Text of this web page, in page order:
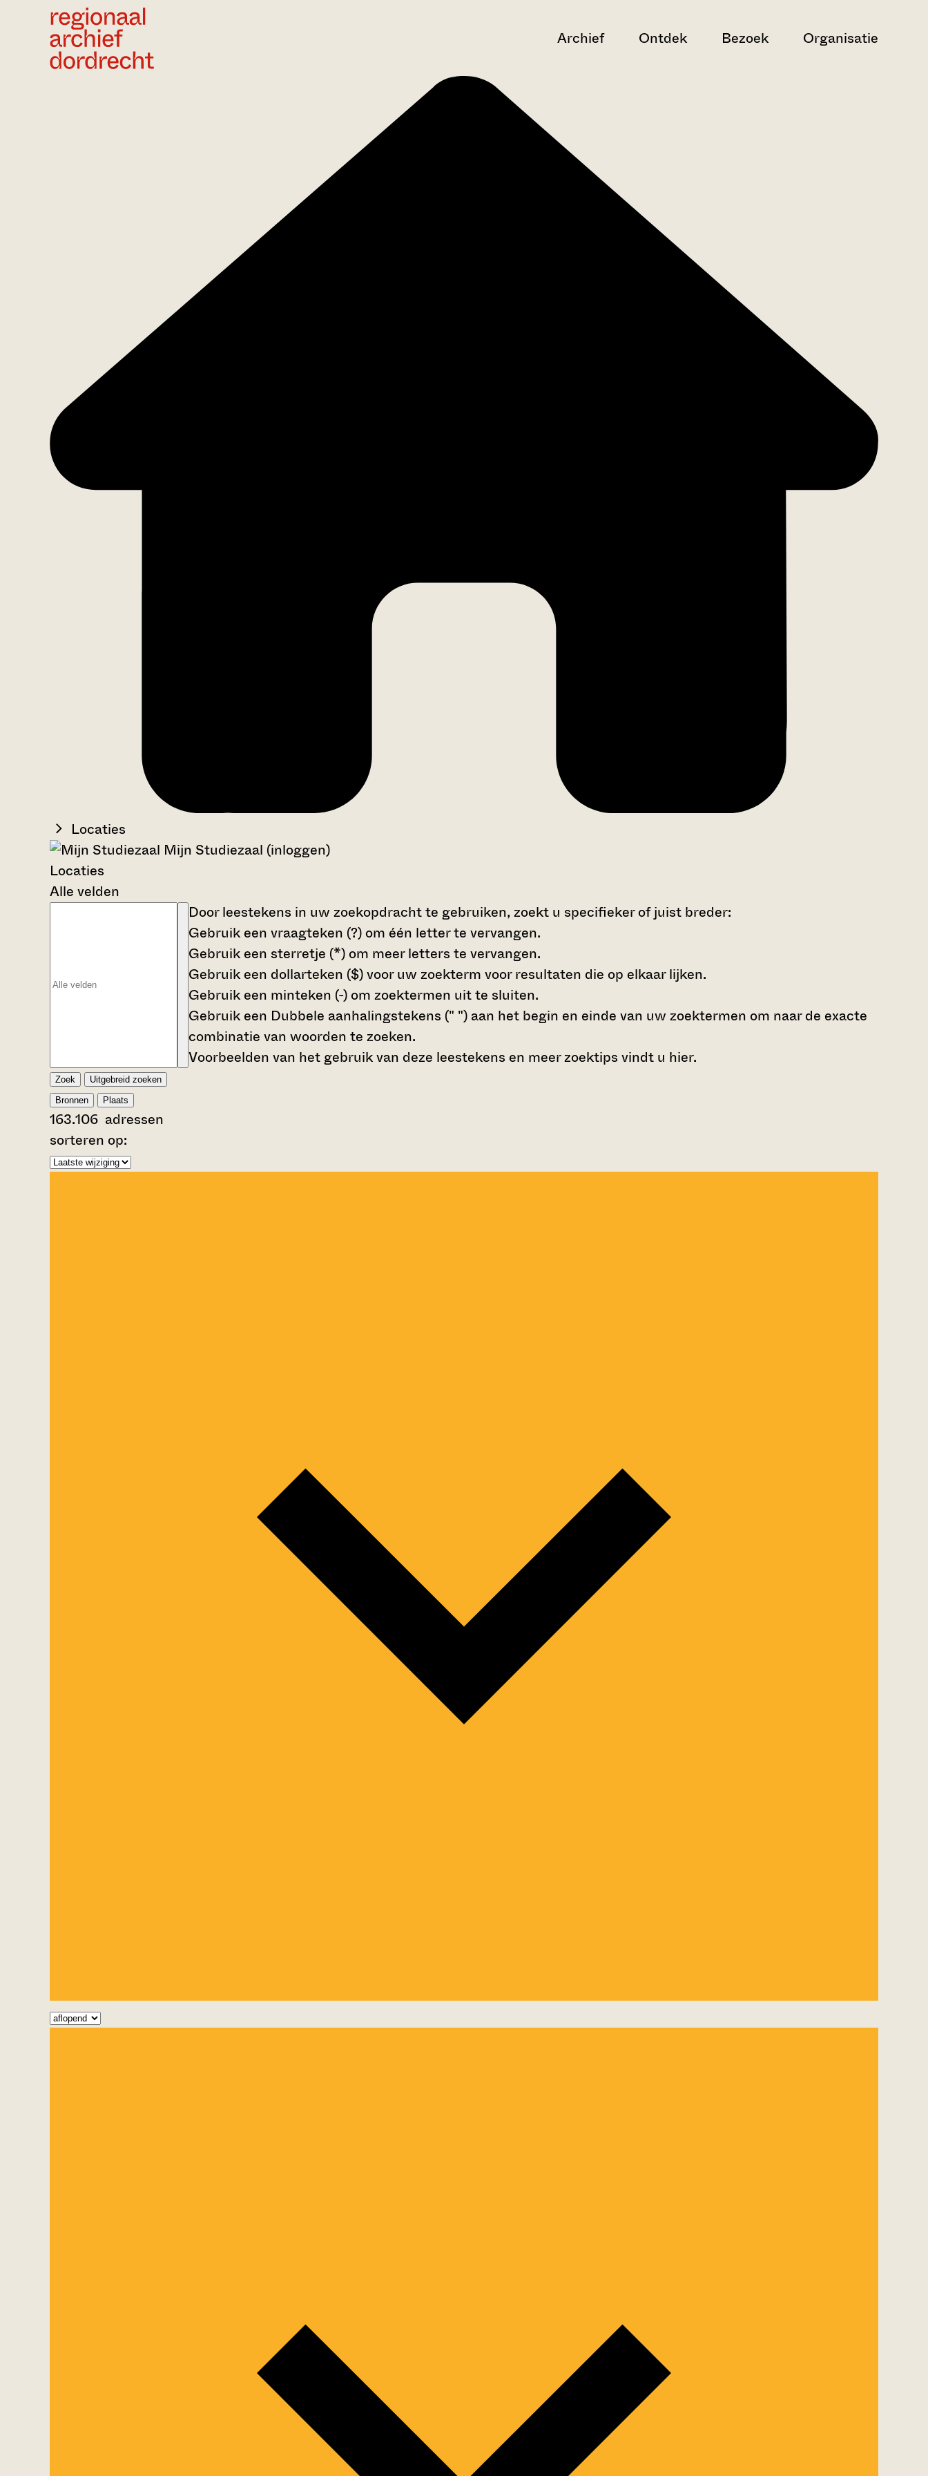
Archief Ontdek Bezoek Organisatie
Locaties
Mijn Studiezaal (inloggen)
Locaties
Alle velden
Door leestekens in uw zoekopdracht te gebruiken, zoekt u specifieker of juist breder:
Gebruik een vraagteken (?) om één letter te vervangen.
Gebruik een sterretje (*) om meer letters te vervangen.
Gebruik een dollarteken ($)voor uw zoekterm voor resultaten die op elkaar lijken.
Gebruik een minteken (-) om zoektermen uit te sluiten.
Gebruik een Dubbele aanhalingstekens (" ") aan het begin en einde van uw zoektermen om naar de exacte
combinatie van woorden te zoeken.
Voorbeelden van het gebruik van deze leestekens en meer zoektips vindt u hier.
Zoek
Uitgebreid zoeken
Bronnen
Plaats
163.106 adressen
sorteren op: